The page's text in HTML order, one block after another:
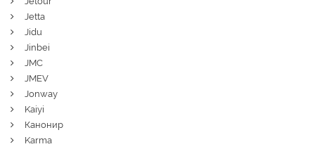
Jetta
Jidu
Jinbei
JMC
JMEV
Jonway
Kaiyi
Канонир
Karma